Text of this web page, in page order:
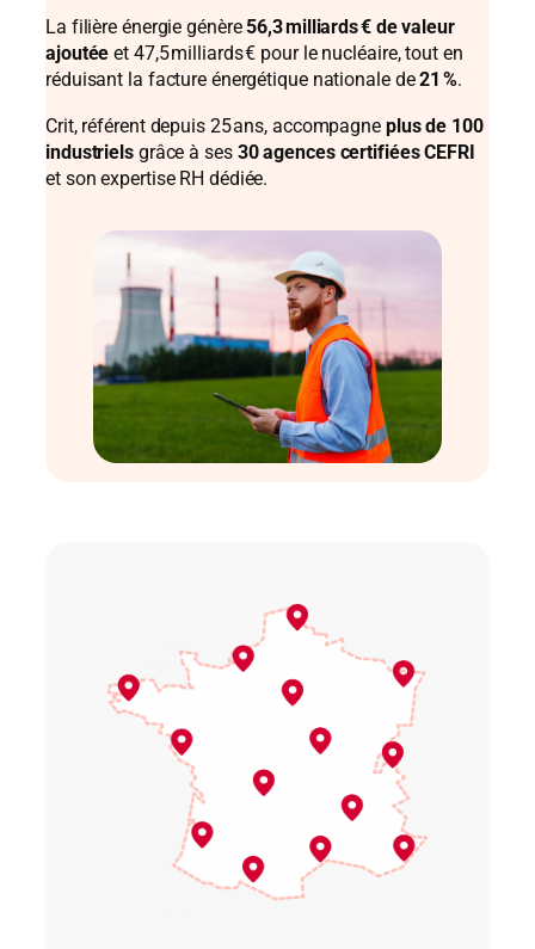
La filière énergie génère56,3 milliards € de valeur
ajoutée et 47,5 milliards € pour le nucléaire, tout en
réduisant la facture énergétique nationale de21 %.
Crit, référent depuis 25 ans, accompagne plus de 100
industrielsgrâce à ses 30 agences certifiées CEFRI
et son expertise RH dédiée.